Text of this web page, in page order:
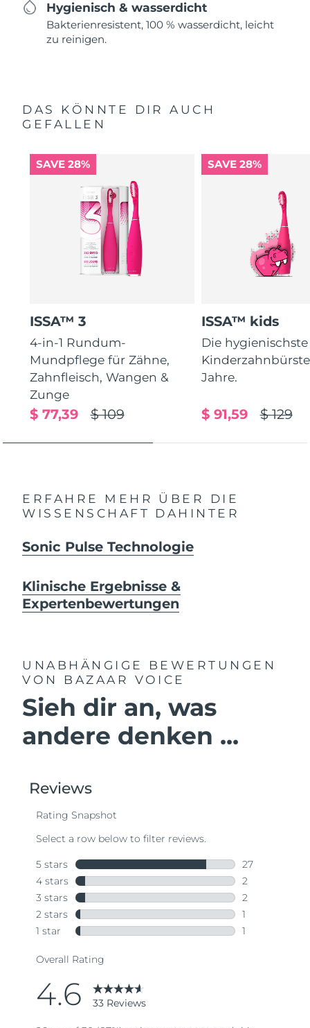
Hygienisch & wasserdicht
Bakterienresistent, 100 % wasserdicht, leicht
zu reinigen.
DAS KÖNNTE DIR AUCH
GEFALLEN
SAVE 28%
ISSA™ 3
4-in-1 Rundum-
Mundpflege für Zähne,
Zahnfleisch, Wangen &
Zunge
$ 109
$ 77,39
SAVE 28%
ISSA™ kids
Die hygienischste
Jahre.
$ 129
$ 91,59
ERFAHRE MEHR ÜBER DIE
WISSENSCHAFT DAHINTER
Sonic Pulse Technologie
Klinische Ergebnisse &
Expertenbewertungen
UNABHÄNGIGE BEWERTUNGEN
VON BAZAAR VOICE
Sieh dir an, was
andere denken ...